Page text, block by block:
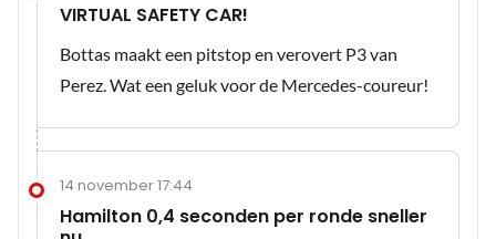
VIRTUAL SAFETY CAR!
Bottas maakt een pitstop en verovert P3 van
Perez. Wat een geluk voor de Mercedes-coureur!
14 november 17:44
Hamilton 0,4 seconden per ronde sneller